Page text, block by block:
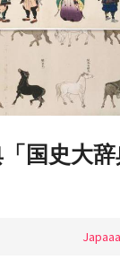
国史大